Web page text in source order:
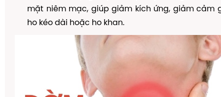
mặt niêm mạc, giúp giảm kích ứng, giảm cảm
ho kéo dài hoặc ho khan.